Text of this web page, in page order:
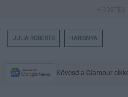
JULIA ROBERTS HARISNYA
Kövesd a Glamour